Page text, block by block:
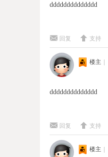
dddddddddddddd
回复 支持
楼主 |
dddddddddddddd
回复 支持
楼主 |